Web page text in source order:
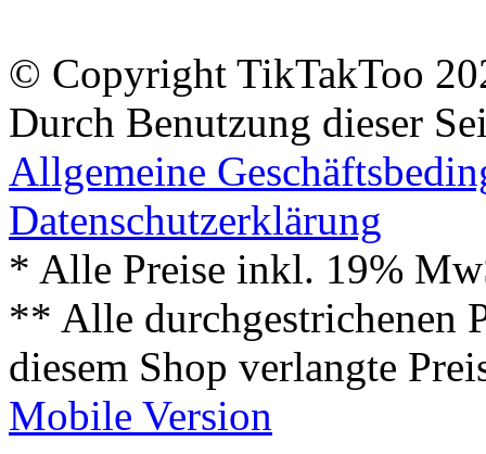
© Copyright TikTakToo
Durch Benutzung dieser
Allgemeine
Datenschutzerklärung
* Alle Preise inkl. 19%
** Alle durchgestrichenen
diesem Shop verlangte
Mobile Version